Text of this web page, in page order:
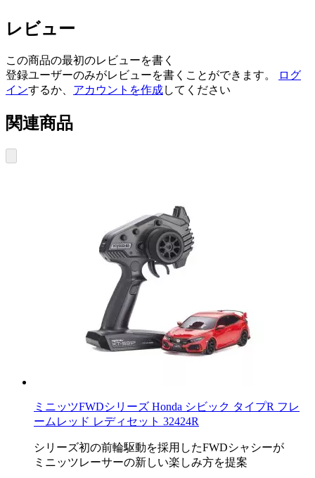
レビュー
この商品の最初のレビューを書く
登録ユーザーのみがレビューを書くことができます。
ログ
インするか、 アカウントを作成してください
関連商品
ミニッツFWDシリーズ Honda シビック タイプR フレ
ームレッド レディセット 32424R
シリーズ初の前輪駆動を採用したFWDシャシーが
ミニッツレーサーの新しい楽しみ方を提案